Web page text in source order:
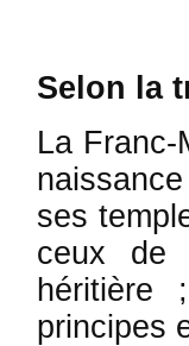
Selon la
La Franc-
ses
ceux de
héritière
principes